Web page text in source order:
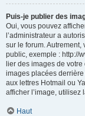
Puis-je publier des
Oui, vous pouvez
l’administrateur a
sur le forum.
public, exemple : http://
lier des images de
images placées
aux lettres Hotmail ou
afficher l’image, utilisez
Haut